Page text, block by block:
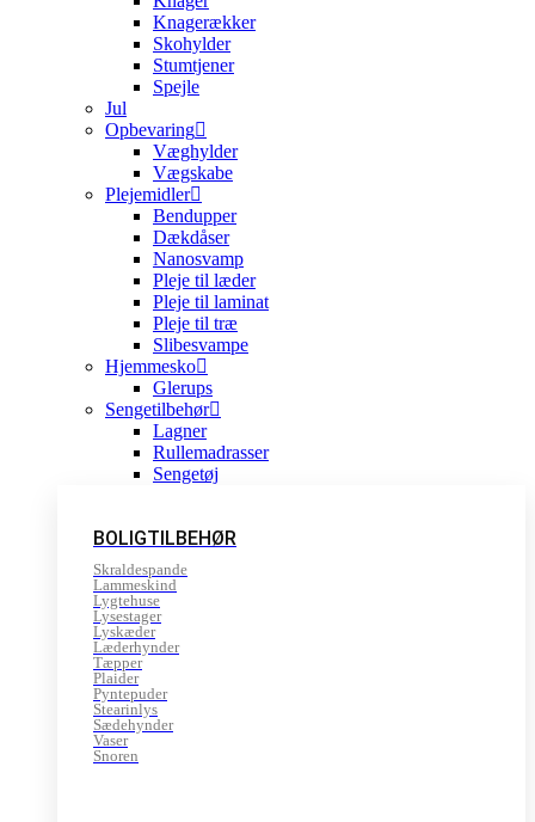
Knagerækker
Skohylder
Stumtjener
Spejle
Jul
Opbevaring
Væghylder
Vægskabe
Plejemidler
Bendupper
Dækdåser
Nanosvamp
Pleje til læder
Pleje til laminat
Pleje til træ
Slibesvampe
Hjemmesko
Glerups
Sengetilbehør
Lagner
Rullemadrasser
Sengetøj
BOLIGTILBEHØR
Skraldespande
Lammeskind
Lygtehuse
Lysestager
Lyskæder
Læderhynder
Tæpper
Plaider
Pyntepuder
Stearinlys
Sædehynder
Vaser
Snoren